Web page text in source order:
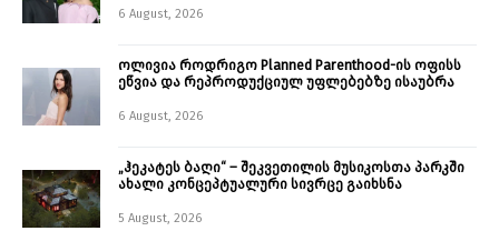
6 August, 2026
ოლივია როდრიგო Planned Parenthood-ის ოფისს
ეწვია და რეპროდუქციულ უფლებებზე ისაუბრა
6 August, 2026
„ჰეკატეს ბაღი“ – შეკვეთილის მუსიკოსთა პარკში
ახალი კონცეპტუალური სივრცე გაიხსნა ￼
5 August, 2026